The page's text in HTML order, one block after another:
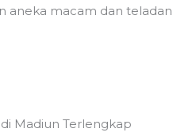
aneka macam dan teladan
Madiun Terlengkap